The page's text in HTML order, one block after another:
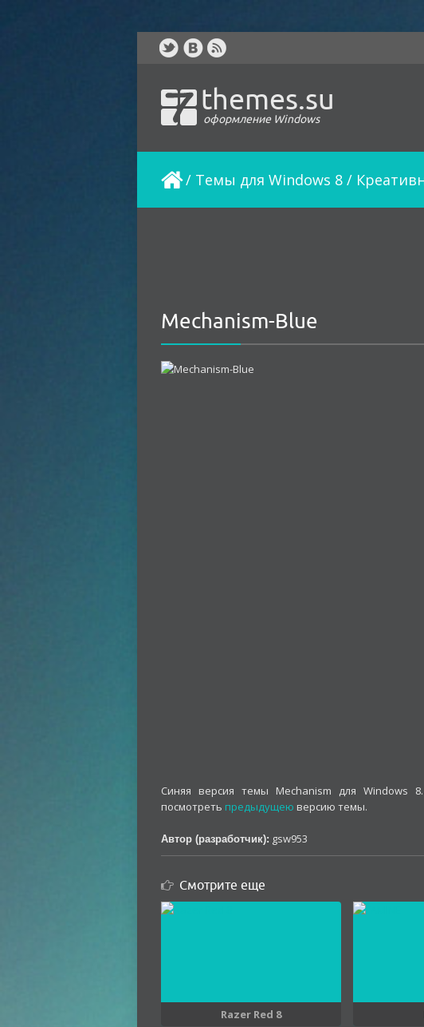
themes.su
оформление Windows
/ Темы для Windows 8 /
Mechanism-Blue
Синяя версия темы Mechanism для Windows
посмотреть предыдущею версию темы.
Автор (разработчик): gsw953
Смотрите еще
Razer Red 8